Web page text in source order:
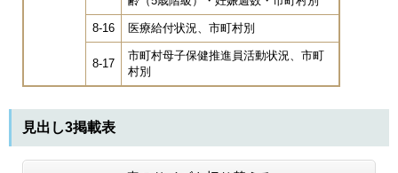
8-16 医療給付状況、市町村別
8-17
市町村母子保健推進員活動状況、市町
村別
見出し3掲載表